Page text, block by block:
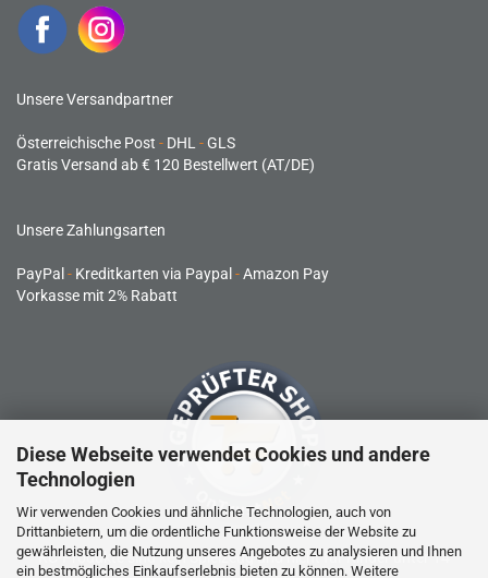
Diese Webseite verwendet Cookies und andere
Technologien
Wir verwenden Cookies und ähnliche Technologien, auch von
Drittanbietern, um die ordentliche Funktionsweise der Website zu
gewährleisten, die Nutzung unseres Angebotes zu analysieren und Ihnen
ein bestmögliches Einkaufserlebnis bieten zu können. Weitere
Unsere Versandpartner
Österreichische Post - DHL -GLS
Gratis Versand ab € 120 Bestellwert (AT/DE)
Unsere Zahlungsarten
PayPal - Kreditkarten via Paypal -Amazon Pay
Vorkasse mit 2% Rabatt
RC-Produkte sind kein Spielzeug und nicht für Kinder unter 14